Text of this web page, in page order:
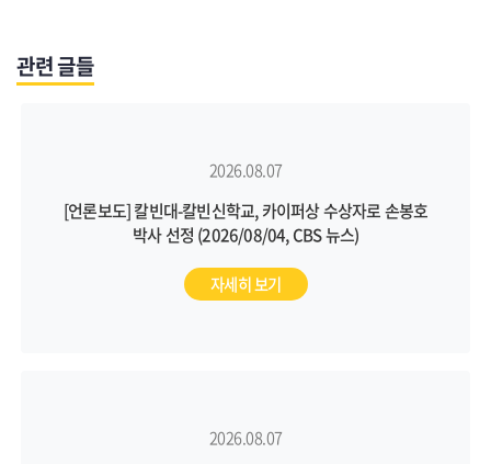
관련 글들
2026.08.07
[언론보도] 칼빈대-칼빈신학교, 카이퍼상 수상자로 손봉호
박사 선정 (2026/08/04, CBS 뉴스)
자세히 보기
2026.08.07